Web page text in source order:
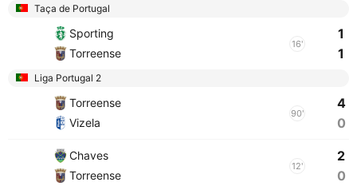
Taça de Portugal
Sporting
Torreense
16'
1
1
Liga Portugal 2
Torreense
Vizela
90'
4
0
Chaves
Torreense
12'
2
0